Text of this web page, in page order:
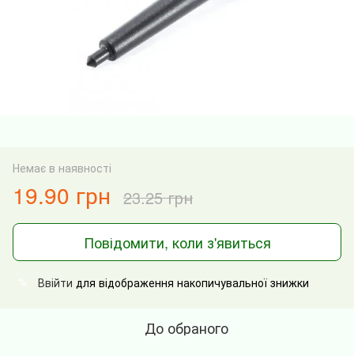
Немає в наявності
19.90 грн 23.25 грн
Повідомити, коли з'явиться
Ввійти для відображення накопичувальної знижки
До обраного